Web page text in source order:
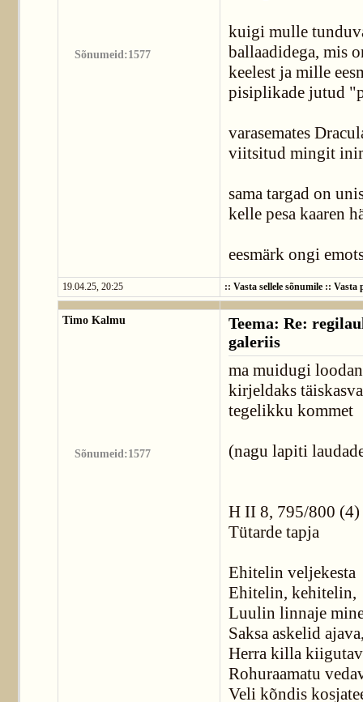
Sõnumeid:1577
kuigi mulle
ballaadidega, mis
keelest ja mille
pisiplikade jutud
varasemates
viitsitud mingit
sama targad on
kelle pesa kaaren
eesmärk ongi
19.04.25, 20:25 :: Vasta sellele sõnumile:: Vasta
Timo Kalmu
Sõnumeid:1577
Teema: Re:
galeriis
ma muidugi
kirjeldaks
tegelikku kommet
(nagu lapiti
H II 8, 795/800 (4)
Tütarde tapja
Ehitelin veljekesta
Ehitelin, kehitelin,
Luulin linnaje
Saksa askelid
Herra killa
Rohuraamatu
Veli kõndis